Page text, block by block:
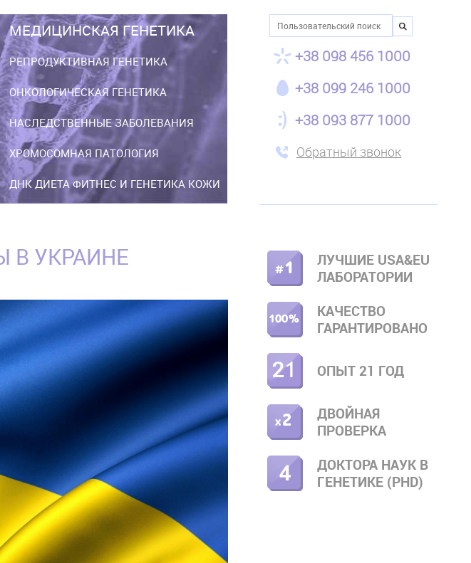
МЕДИЦИНСКАЯ ГЕНЕТИКА
РЕПРОДУКТИВНАЯ ГЕНЕТИКА
ОНКОЛОГИЧЕСКАЯ ГЕНЕТИКА
НАСЛЕДСТВЕННЫЕ ЗАБОЛЕВАНИЯ
ХРОМОСОМНАЯ ПАТОЛОГИЯ
ДНК ДИЕТА ФИТНЕС И ГЕНЕТИКА КОЖИ
Поиск
+38 098 456 1000
+38 099 246 1000
+38 093 877 1000
Обратный звонок
В УКРАИНЕ
ПРАВОЕЛУЧШИЕ USA&EU
ЛАБОРАТОРИИ
КАЧЕСТВО
ГАРАНТИРОВАНО
ОПЫТ 21 ГОД
ДВОЙНАЯ
ПРОВЕРКА
ДОКТОРА НАУК В
ГЕНЕТИКЕ (PHD)